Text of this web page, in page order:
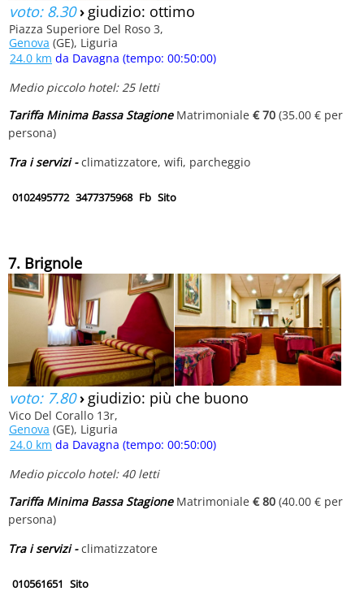
voto: 8.30› giudizio: ottimo
Piazza Superiore Del Roso 3,
Genova (GE), Liguria
24.0 km da Davagna (tempo: 00:50:00)
Medio piccolo hotel: 25 letti
Tariffa Minima Bassa StagioneMatrimoniale € 70 (35.00 € per
persona)
Tra i servizi -climatizzatore, wifi, parcheggio
0102495772 3477375968 Fb Sito
7. Brignole
voto: 7.80› giudizio: più che buono
Vico Del Corallo 13r,
Genova (GE), Liguria
24.0 km da Davagna (tempo: 00:50:00)
Medio piccolo hotel: 40 letti
Tariffa Minima Bassa StagioneMatrimoniale € 80 (40.00 € per
persona)
Tra i servizi -climatizzatore
010561651 Sito